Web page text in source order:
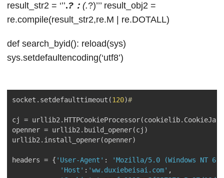
result_str2 = ‘’’.?： (.?)’’’ result_obj2 =
re.compile(result_str2,re.M | re.DOTALL)
def search_byid(): reload(sys)
sys.setdefaultencoding(‘utf8’)
socket.setdefaulttimeout(120)#
cj =
openner = urllib2.build_opener(cj)
urllib2.install_opener(openner)
headers = { 'User-Agent' :
'Mozilla/5.0 (Windows NT
'Host' : 'ww.duxiebeisai.com' ,